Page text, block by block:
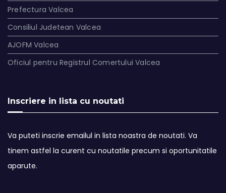
Prefectura Valcea
Consiliul Judetean Valcea
AJOFM Valcea
Oficiul pentru Registrul Comertului Valcea
Inscriere in lista cu noutati
Va puteti inscrie emailul in lista noastra de noutati. Va
tinem astfel la curent cu noutatile precum si oportunitatile
aparute.